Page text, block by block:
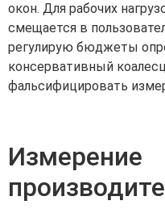
окон. Для рабочих
смещается в
регулирую бюджеты
консервативный
фальсифицировать
Измерение